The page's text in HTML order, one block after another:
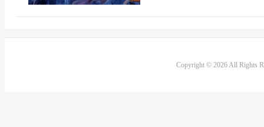
Copyright © 2026 All Rights